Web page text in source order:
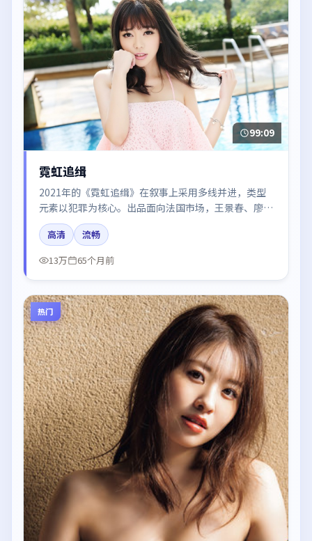
99:09
霓虹追缉
2021年的《霓虹追缉》在叙事上采用多线并进，类型
元素以犯罪为核心。出品面向法国市场，王景春、廖
凡、白宇、王凯所饰角色推动关键反转，结尾留白引发
讨论。
高清
流畅
13万
65个月前
热门